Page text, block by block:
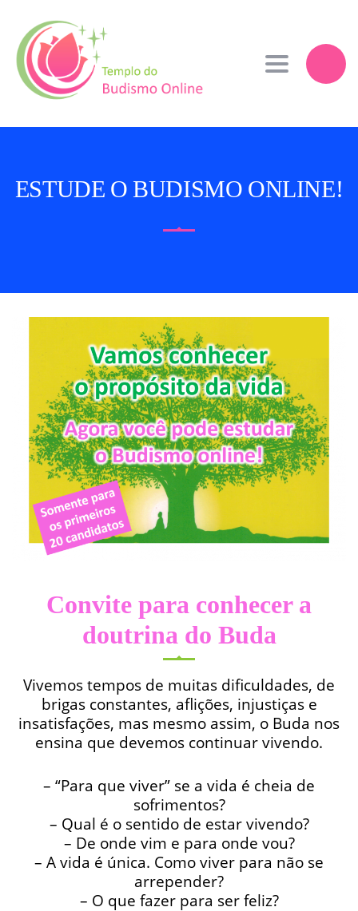
Toggle
ESTUDE O BUDISMO ONLINE!
Convite para conhecer a
doutrina do Buda
Vivemos tempos de muitas dificuldades, de
brigas constantes, aflições, injustiças e
insatisfações, mas mesmo assim, o Buda nos
ensina que devemos continuar vivendo.
– “Para que viver” se a vida é cheia de
sofrimentos?
– Qual é o sentido de estar vivendo?
– De onde vim e para onde vou?
– A vida é única. Como viver para não se
arrepender?
– O que fazer para ser feliz?